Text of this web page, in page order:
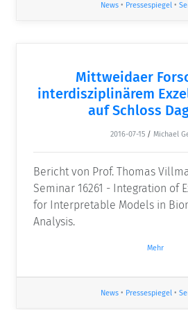
News• Pressespiegel•
Mittweidaer
interdisziplinärem
auf Schloss
2016-07-15 / Michael
Bericht von Prof. Thomas
Seminar 16261 - Integration of
for Interpretable Models in
Analysis.
Mehr
News• Pressespiegel•